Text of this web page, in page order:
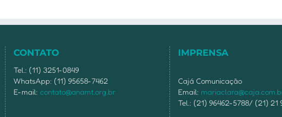
CONTATO
Tel.: (11) 3251-0849
WhatsApp: (11) 95658-7462
E-mail: contato@anamt.org.br
IMPRENSA
Cajá Comunicação
Email:
Tel.: (21) 96462-5788/ (21) 21